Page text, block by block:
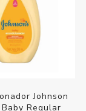
Johnson
Regular